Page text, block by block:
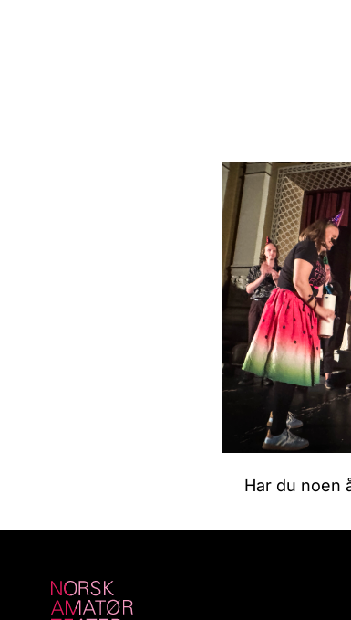
Har du noen